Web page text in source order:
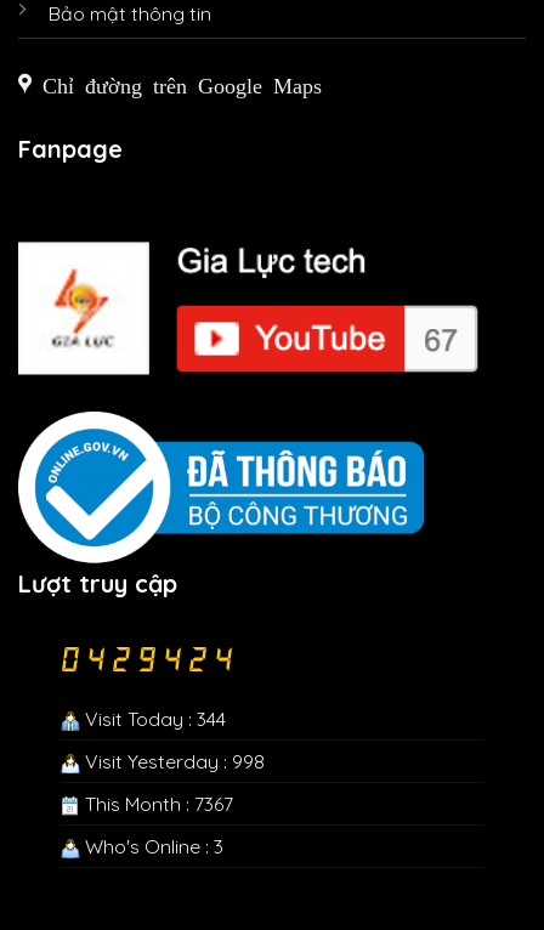
Bảo mật thông tin
Chỉ đường trên Google Maps
Fanpage
Lượt truy cập
Visit Today : 344
Visit Yesterday : 998
This Month : 7367
Who's Online : 3